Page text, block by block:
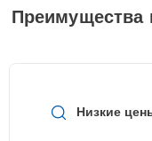
службы заботы о
стоимости ремонта
Преимущества
Низкие